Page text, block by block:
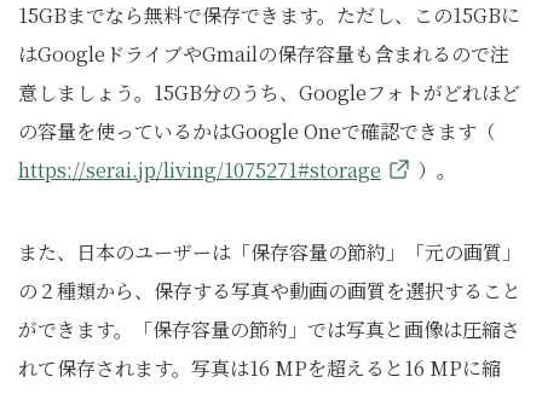
15GBまでなら無料で保存できます。ただし、この15GBに
はGoogleドライブやGmailの保存容量も含まれるので注
意しましょう。15GB分のうち、Googleフォトがどれほど
の容量を使っているかはGoogle Oneで確認できます（
https://serai.jp/living/1075271#storage
）。
また、日本のユーザーは「保存容量の節約」「元の画質」
の２種類から、保存する写真や動画の画質を選択すること
ができます。「保存容量の節約」では写真と画像は圧縮さ
れて保存されます。写真は16 MPを超えると16 MPに縮